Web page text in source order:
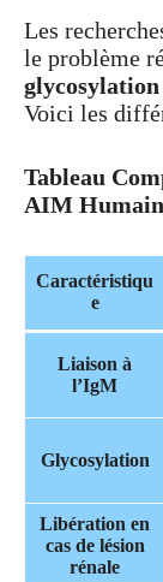
Les
le problème
glycosylation
Voici les
Tableau
AIM
Caractéristiqu
e
Liaison à
l’IgM
Glycosylation
Libération en
cas de lésion
rénale